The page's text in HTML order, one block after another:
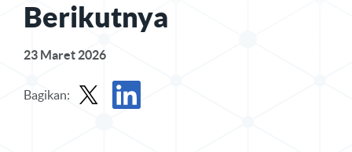
Berikutnya
23 Maret 2026
Bagikan: